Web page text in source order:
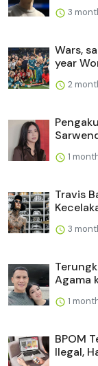
3
Wars,
year
2
1
Travis
3
Agama
1
BPOM
Ilegal,